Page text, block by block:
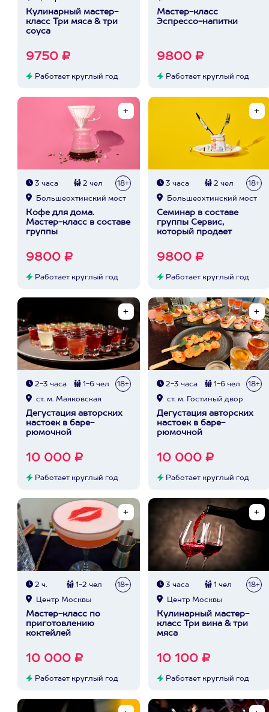
Кулинарный мастер-
класс Три мяса & три
соуса
9750 ₽
Работает круглый год
Мастер-класс
Эспрессо-напитки
9800 ₽
Работает круглый год
3 часа 2 чел 18+
Большеохтинский мост
Кофе для дома.
Мастер-класс в составе
группы
9800 ₽
Работает круглый год
3 часа 2 чел 18+
Большеохтинский мост
Семинар в составе
группы Сервис,
который продает
9800 ₽
Работает круглый год
2-3 часа 1-6 чел 18+
ст. м. Маяковская
Дегустация авторских
настоек в баре-
рюмочной
10 000 ₽
Работает круглый год
2-3 часа 1-6 чел 18+
ст. м. Гостиный двор
Дегустация авторских
настоек в баре-
рюмочной
10 000 ₽
Работает круглый год
2 ч. 1-2 чел 18+
Центр Москвы
Мастер-класс по
приготовлению
коктейлей
10 000 ₽
Работает круглый год
3 часа 1 чел 18+
Центр Москвы
Кулинарный мастер-
класс Три вина & три
мяса
10 100 ₽
Работает круглый год